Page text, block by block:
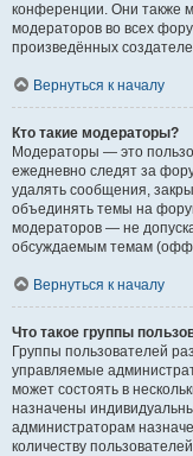
конференции. Они также
модераторов во всех
произведённых
Вернуться к началу
Кто такие модераторы?
Модераторы — это
ежедневно следят за
удалять сообщения,
объединять темы на
модераторов — не
обсуждаемым темам
Вернуться к началу
Что такое группы
Группы пользователей
управляемые
может состоять в
назначены
администраторам
количеству